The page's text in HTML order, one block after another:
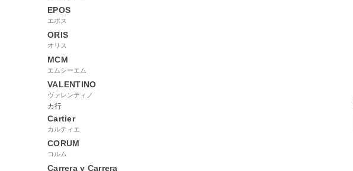
EPOS
エポス
ORIS
オリス
MCM
エムシーエム
VALENTINO
ヴァレンティノ
カ行
Cartier
カルティエ
CORUM
コルム
Carrera y Carrera